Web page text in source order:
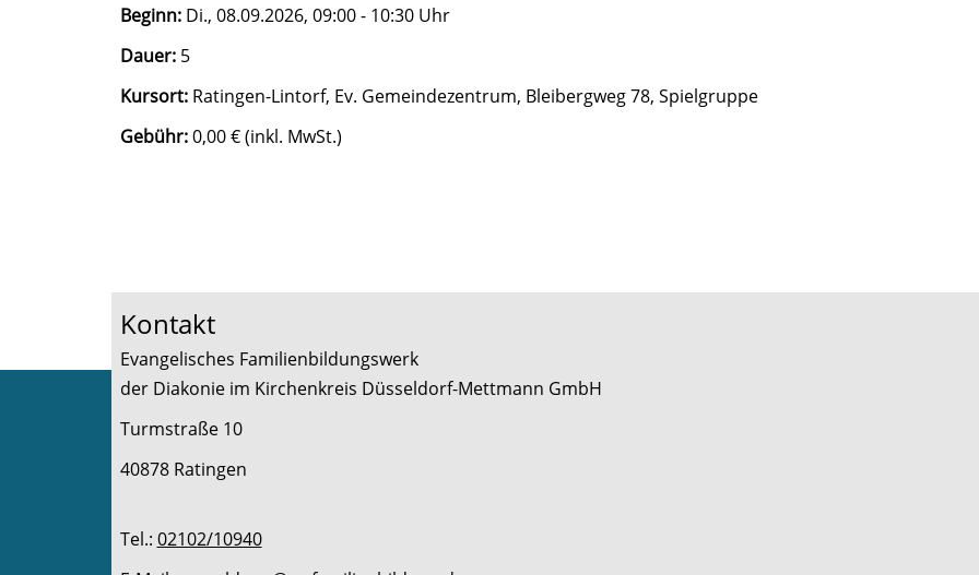
Beginn: Di., 08.09.2026, 09:00 - 10:30 Uhr
Dauer:5
Kursort:Ratingen-Lintorf, Ev. Gemeindezentrum, Bleibergweg 78, Spielgruppe
Gebühr:0,00 € (inkl. MwSt.)
Kontakt
Evangelisches Familienbildungswerk
der Diakonie im Kirchenkreis Düsseldorf-Mettmann GmbH
Turmstraße 10
40878 Ratingen
Tel.: 02102/10940